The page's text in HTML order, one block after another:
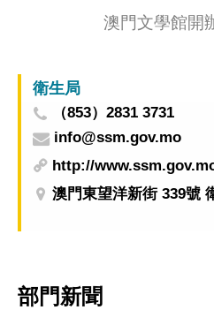
澳門文學館開
衛生局
（853）2831 3731
info@ssm.gov.mo
http://
澳門東望洋新街 339號
部門新聞